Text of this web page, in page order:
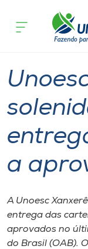
Cursos
Pesquisa
Atendimento
Portal de Ensino
A
Unoesc
acontece
a
A Unoesc
entrega das
aprovados no
do Brasil (OAB).